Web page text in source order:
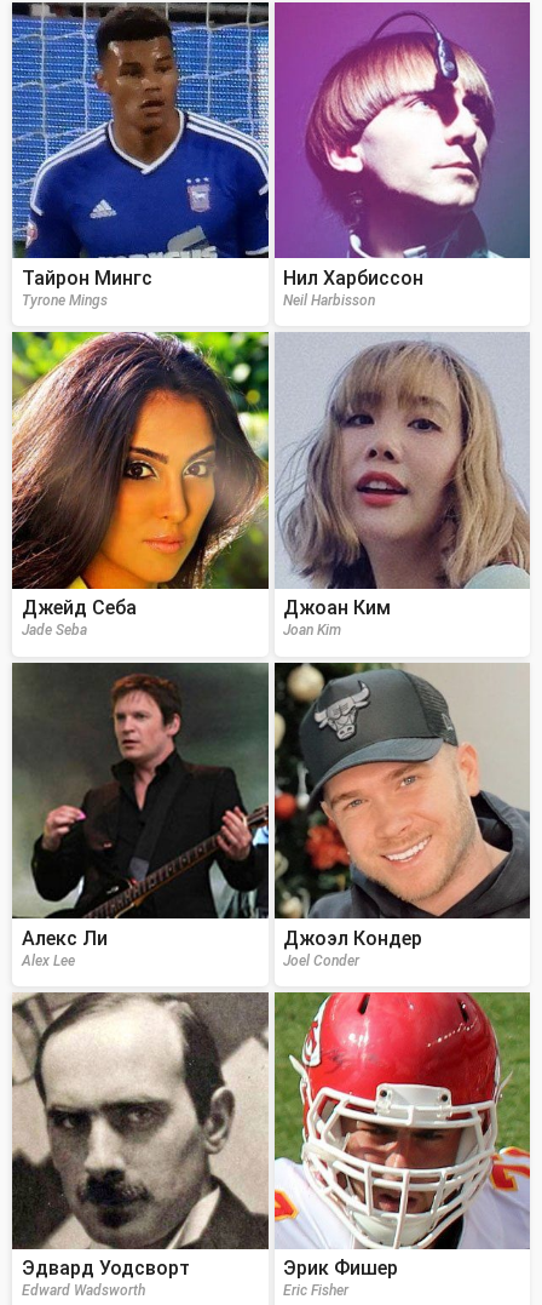
Тайрон Мингс
Tyrone Mings
Нил Харбиссон
Neil Harbisson
Джейд Себа
Jade Seba
Джоан Ким
Joan Kim
Алекс Ли
Alex Lee
Джоэл Кондер
Joel Conder
Эдвард Уодсворт
Edward Wadsworth
Эрик Фишер
Eric Fisher